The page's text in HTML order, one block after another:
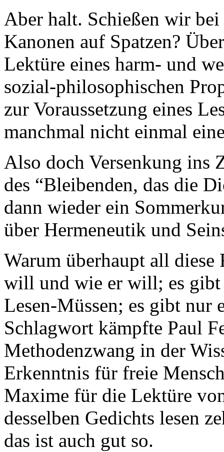
Aber halt. Schießen wir
Kanonen auf Spatzen?
Lektüre eines harm- und
sozial-philosophischen
zur Voraussetzung eines
manchmal nicht einmal
Also doch Versenkung ins
des “Bleibenden, das die
dann wieder ein
über Hermeneutik und
Warum überhaupt all diese
will und wie er will; es gibt
Lesen-Müssen; es gibt nur
Schlagwort kämpfte Paul
Methodenzwang in der
Erkenntnis für freie
Maxime für die Lektüre
desselben Gedichts lesen
das ist auch gut so.